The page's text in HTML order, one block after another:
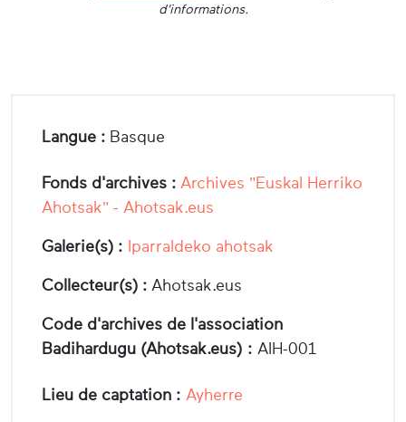
d'informations.
Langue : Basque
Fonds d'archives : Archives "Euskal Herriko
Ahotsak" - Ahotsak.eus
Galerie(s) : Iparraldeko ahotsak
Collecteur(s) : Ahotsak.eus
Code d'archives de l'association
Badihardugu (Ahotsak.eus) : AIH-001
Lieu de captation : Ayherre